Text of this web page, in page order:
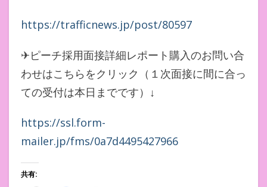
https://trafficnews.jp/post/80597
✈ピーチ採用面接詳細レポート購入のお問い合
わせはこちらをクリック（１次面接に間に合っ
ての受付は本日までです）↓
https://ssl.form-
mailer.jp/fms/0a7d4495427966
共有: